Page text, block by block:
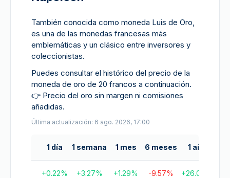
También conocida como moneda Luis de Oro,
es una de las monedas francesas más
emblemáticas y un clásico entre inversores y
coleccionistas.
Puedes consultar el histórico del precio de la
moneda de oro de 20 francos a continuación.
👉 Precio del oro sin margen ni comisiones
añadidas.
Última actualización: 6 ago. 2026, 17:00
1 día 1 semana 1 mes 6 meses 1 año
+0.22% +3.27% +1.29% -9.57% +26.07